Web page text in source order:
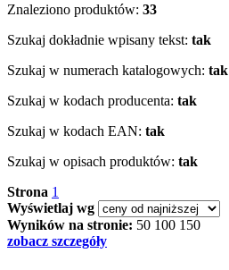
Znaleziono produktów: 33
Szukaj dokładnie wpisany tekst: tak
Szukaj w numerach katalogowych: tak
Szukaj w kodach producenta: tak
Szukaj w kodach EAN: tak
Szukaj w opisach produktów: tak
Strona 1
Wyświetlaj wg
Wyników na stronie: 50 100 150
zobacz szczegóły